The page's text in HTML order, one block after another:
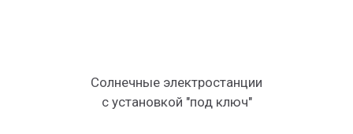
Солнечные электростанции
с установкой "под ключ"